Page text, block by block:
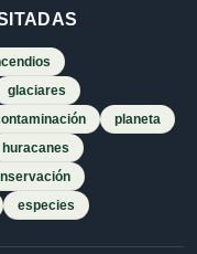
glaciares
planeta
huracanes
especies